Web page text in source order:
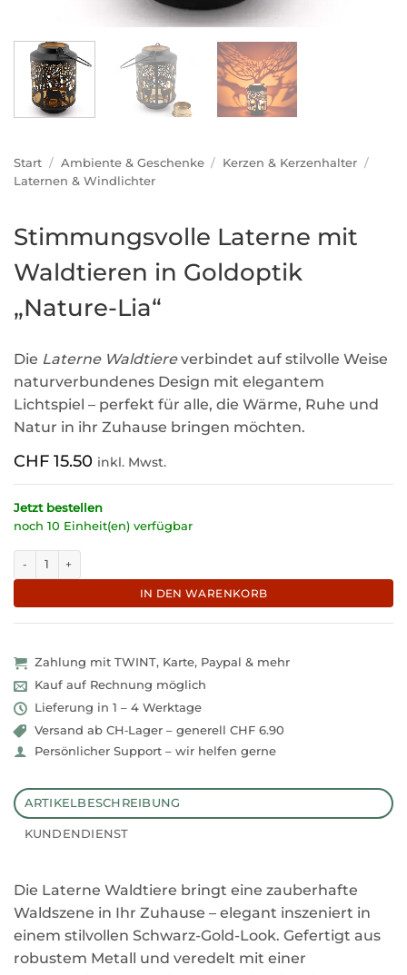
Start / Ambiente & Geschenke / Kerzen & Kerzenhalter /
Laternen & Windlichter
Stimmungsvolle Laterne mit
Waldtieren in Goldoptik
„Nature-Lia“
Die Laterne Waldtiereverbindet auf stilvolle Weise
naturverbundenes Design mit elegantem
Lichtspiel – perfekt für alle, die Wärme, Ruhe und
Natur in ihr Zuhause bringen möchten.
CHF 15.50 inkl. Mwst.
Jetzt bestellen
noch 10 Einheit(en) verfügbar
Stimmungsvolle Laterne mit Waldtieren in Goldoptik "Nature-Lia"
IN DEN WARENKORB
Zahlung mit TWINT, Karte, Paypal & mehr
Kauf auf Rechnung möglich
Lieferung in 1 – 4 Werktage
Versand ab CH‑Lager – generell CHF 6.90
Persönlicher Support – wir helfen gerne
ARTIKELBESCHREIBUNG
KUNDENDIENST
Die Laterne Waldtiere bringt eine zauberhafte
Waldszene in Ihr Zuhause – elegant inszeniert in
einem stilvollen Schwarz-Gold-Look. Gefertigt aus
robustem Metall und veredelt mit einer